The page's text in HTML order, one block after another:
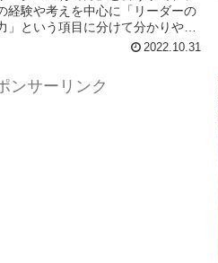
経験や考えを中心に「リーダーの
」という項目に分けて分かりやす
常生活や仕事、療育でも役に立つ
2022.10.31
ンサーリンク